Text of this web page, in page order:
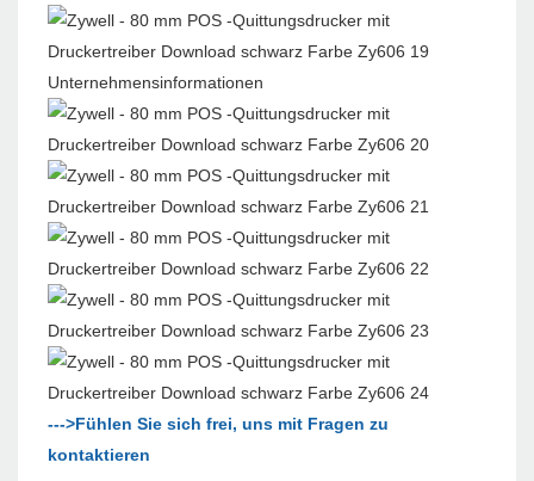
Unternehmensinformationen
--->Fühlen Sie sich frei, uns mit Fragen zu
kontaktieren